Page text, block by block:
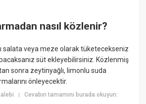
nasıl közlenir?
salata veya meze olarak tüketecekseniz
süt ekleyebilirsiniz. Közlenmiş
sonra zeytinyağlı, limonlu suda
önleyecektir.
|Cevabın tamamını burada okuyun: